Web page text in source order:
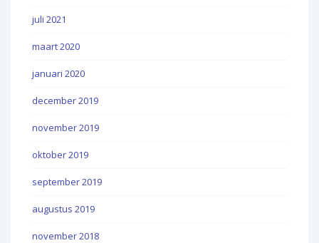
juli 2021
maart 2020
januari 2020
december 2019
november 2019
oktober 2019
september 2019
augustus 2019
november 2018